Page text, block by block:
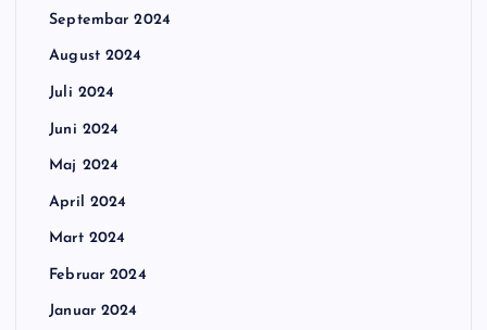
Septembar 2024
August 2024
Juli 2024
Juni 2024
Maj 2024
April 2024
Mart 2024
Februar 2024
Januar 2024